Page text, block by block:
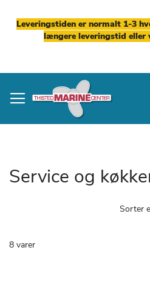
Leveringstiden er normalt 1-3
længere leveringstid eller
to
Content
Service og
8 varer
Sorter